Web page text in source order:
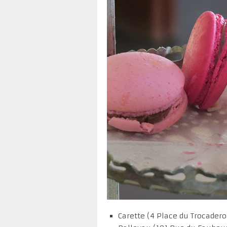
Carette (4 Place du